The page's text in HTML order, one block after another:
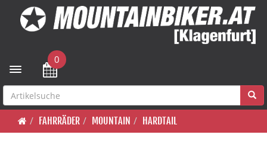
Toggle navigation
0
FAHRRÄDER MOUNTAIN HARDTAIL